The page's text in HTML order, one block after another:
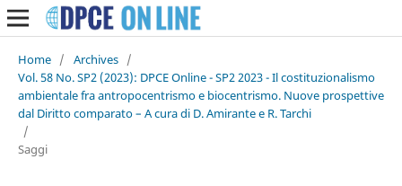
Home / Archives /
Vol. 58 No. SP2 (2023): DPCE Online - SP2 2023 - Il costituzionalismo
ambientale fra antropocentrismo e biocentrismo. Nuove prospettive
dal Diritto comparato – A cura di D. Amirante e R. Tarchi
/
Saggi